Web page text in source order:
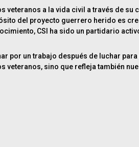
veteranos a la vida civil a través de
del proyecto guerrero herido es
CSI ha sido un partidario
por un trabajo después de luchar
veteranos, sino que refleja también